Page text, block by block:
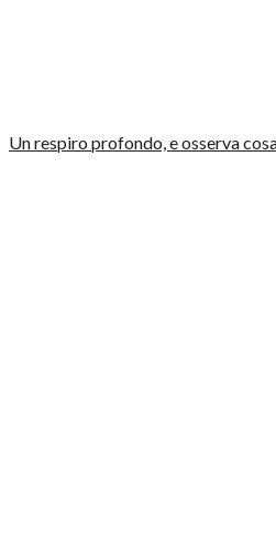
Un respiro profondo, e osserva